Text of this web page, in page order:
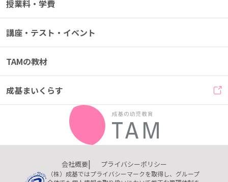
授業料・学費
講座・テスト・イベント
TAMの教材
成基まいくらす
会社概要 プライバシーポリシー
（株）成基ではプライバシーマークを取得し、グループ